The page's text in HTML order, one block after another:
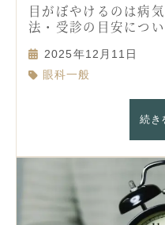
目がぼやけるのは病
法・受診の目安につ
2025年12月11日
眼科一般
続き